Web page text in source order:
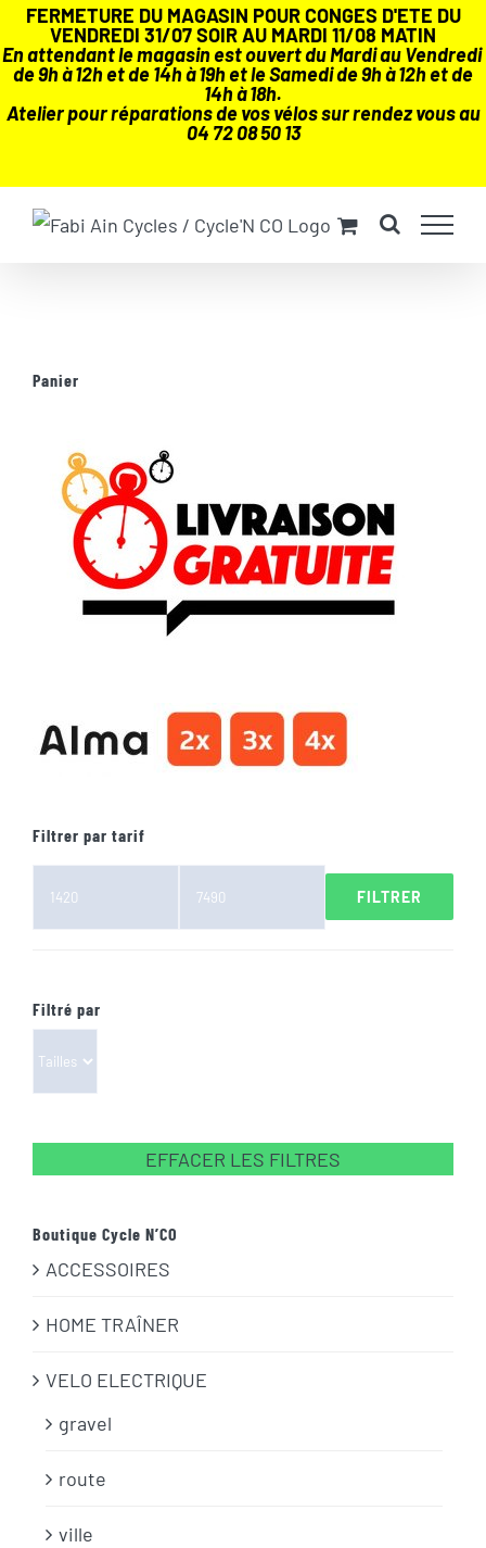
FERMETURE DU MAGASIN POUR CONGES D'ETE DU
VENDREDI 31/07 SOIR AU MARDI 11/08 MATIN
En attendant le magasin est ouvert du Mardi au Vendredi
de 9h à 12h et de 14h à 19h et le Samedi de 9h à 12h et de
14h à 18h.
Atelier pour réparations de vos vélos sur rendez vous au
04 72 08 50 13
Panier
Filtrer par tarif
FILTRER
Filtré par
EFFACER LES FILTRES
Boutique Cycle N’CO
ACCESSOIRES
HOME TRAÎNER
VELO ELECTRIQUE
gravel
route
ville